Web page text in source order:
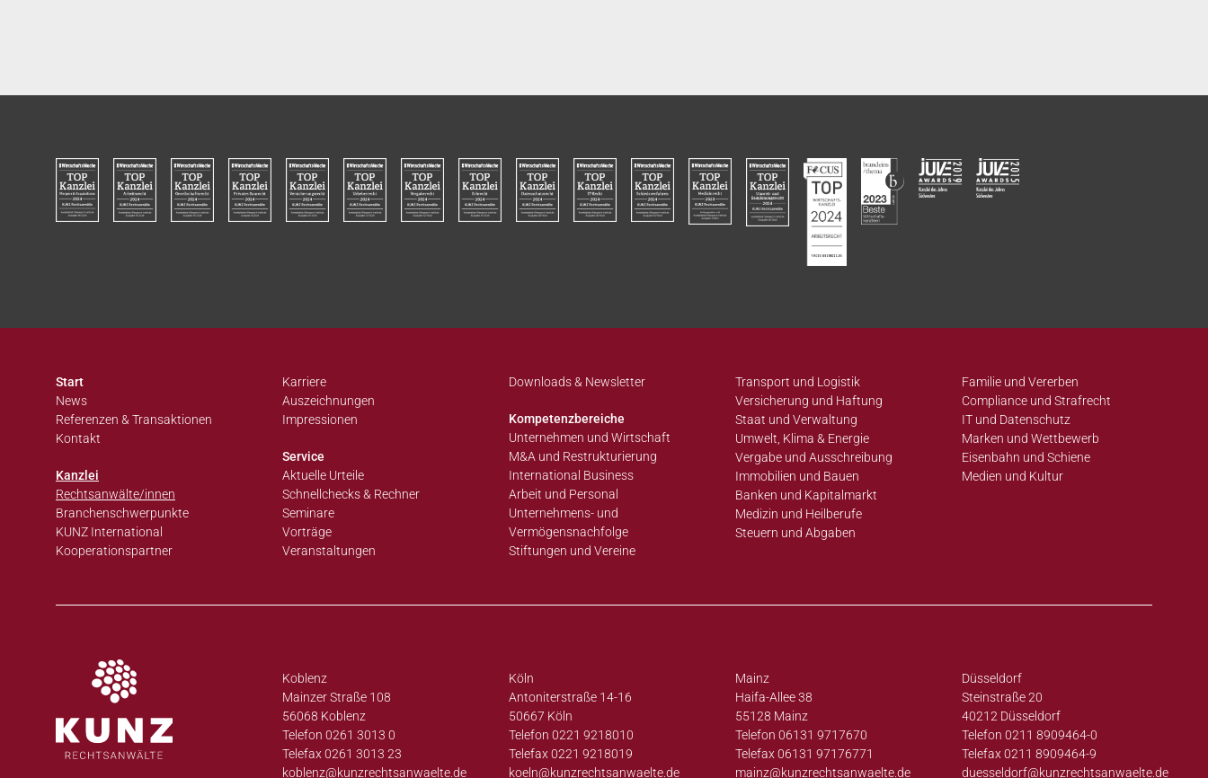
Start
News
Referenzen & Transaktionen
Kontakt
Kanzlei
Rechtsanwälte/innen
Branchenschwerpunkte
KUNZ International
Kooperationspartner
Karriere
Auszeichnungen
Impressionen
Service
Aktuelle Urteile
Schnellchecks & Rechner
Seminare
Vorträge
Veranstaltungen
Downloads & Newsletter
Kompetenzbereiche
Unternehmen und Wirtschaft
M&A und Restrukturierung
International Business
Arbeit und Personal
Unternehmens- und
Vermögensnachfolge
Stiftungen und Vereine
Transport und Logistik
Versicherung und Haftung
Staat und Verwaltung
Umwelt, Klima & Energie
Vergabe und Ausschreibung
Immobilien und Bauen
Banken und Kapitalmarkt
Medizin und Heilberufe
Steuern und Abgaben
Familie und Vererben
Compliance und Strafrecht
IT und Datenschutz
Marken und Wettbewerb
Eisenbahn und Schiene
Medien und Kultur
Koblenz
Mainzer Straße 108
56068 Koblenz
Telefon 0261 3013 0
Telefax 0261 3013 23
koblenz@kunzrechtsanwaelte.de
Köln
Antoniterstraße 14-16
50667 Köln
Telefon 0221 9218010
Telefax 0221 9218019
koeln@kunzrechtsanwaelte.de
Mainz
Haifa-Allee 38
55128 Mainz
Telefon 06131 9717670
Telefax 06131 97176771
mainz@kunzrechtsanwaelte.de
Düsseldorf
Steinstraße 20
40212 Düsseldorf
Telefon 0211 8909464-0
Telefax 0211 8909464-9
duesseldorf@kunzrechtsanwaelte.de